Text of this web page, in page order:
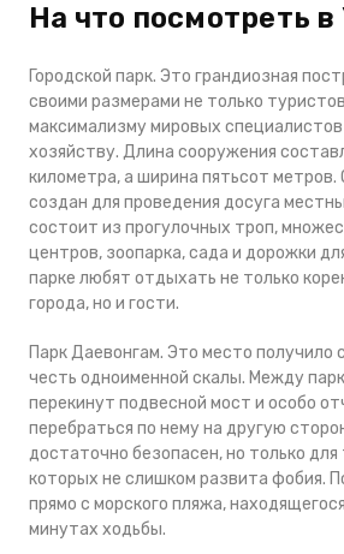
На что посмотреть в
Городской парк. Это грандиозная
своими размерами не только
максимализму мировых
хозяйству. Длина сооружения
километра, а ширина пятьсот метров.
создан для проведения досуга
состоит из прогулочных троп,
центров, зоопарка, сада и дорожки
парке любят отдыхать не только
города, но и гости.
Парк Даевонгам. Это место получило
честь одноименной скалы. Между
перекинут подвесной мост и особо
перебраться по нему на другую
достаточно безопасен, но только для
которых не слишком развита фобия.
прямо с морского пляжа,
минутах ходьбы.